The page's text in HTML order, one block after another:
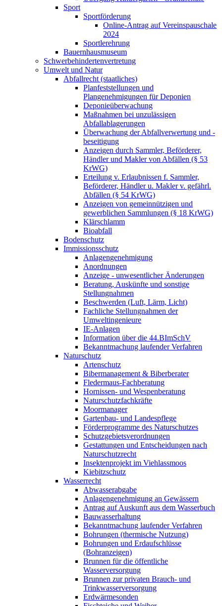
Sport
Sportförderung
Online-Antrag auf Vereinspauschale
2024
Sportlerehrung
Bauernhausmuseum
Schwerbehindertenvertretung
Umwelt und Natur
Abfallrecht (staatliches)
Planfeststellungen und
Plangenehmigungen für Deponien
Deponieüberwachung
Maßnahmen bei unzulässigen
Abfallablagerungen
Überwachung der Abfallverwertung und -
beseitigung
Anzeigen durch Sammler, Beförderer,
Händler und Makler von Abfällen (§ 53
KrWG)
Erteilung v. Erlaubnissen f. Sammler,
Beförderer, Händler u. Makler v. gefährl.
Abfällen (§ 54 KrWG)
Anzeigen von gemeinnützigen und
gewerblichen Sammlungen (§ 18 KrWG)
Klärschlamm
Bioabfall
Bodenschutz
Immissionsschutz
Anlagengenehmigung
Anordnungen
Anzeige - unwesentlicher Änderungen
Beratung, Auskünfte und sonstige
Stellungnahmen
Beschwerden (Luft, Lärm, Licht)
Fachliche Stellungnahmen der
Umweltingenieure
IE-Anlagen
Information über die 44.BImSchV
Bekanntmachung laufender Verfahren
Naturschutz
Artenschutz
Bibermanagement & Biberberater
Fledermaus-Fachberatung
Hornissen- und Wespenberatung
Naturschutzfachkräfte
Moormanager
Gartenbau- und Landespflege
Förderprogramme des Naturschutzes
Schutzgebietsverordnungen
Gestattungen und Entscheidungen nach
Naturschutzrecht
Insektenprojekt im Viehlassmoos
Kiebitzschutz
Wasserrecht
Abwasserabgabe
Anlagengenehmigung an Gewässern
Antrag auf Auskunft aus dem Wasserbuch
Bauwasserhaltung
Bekanntmachung laufender Verfahren
Bohrungen (thermische Nutzung)
Bohrungen und Erdaufschlüsse
(Bohranzeigen)
Brunnen für die öffentliche
Wasserversorgung
Brunnen zur privaten Brauch- und
Trinkwasserversorgung
Erdwärmesonden